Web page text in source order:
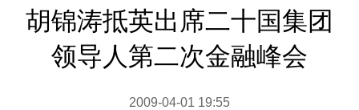
胡锦涛抵英出席二十国集团
领导人第二次金融峰会
2009-04-01 19:55